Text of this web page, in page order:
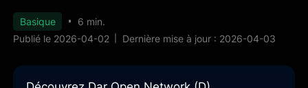
Basique
6 min.
Publié le 2026-04-02
Dernière mise à jour : 2026-04-03